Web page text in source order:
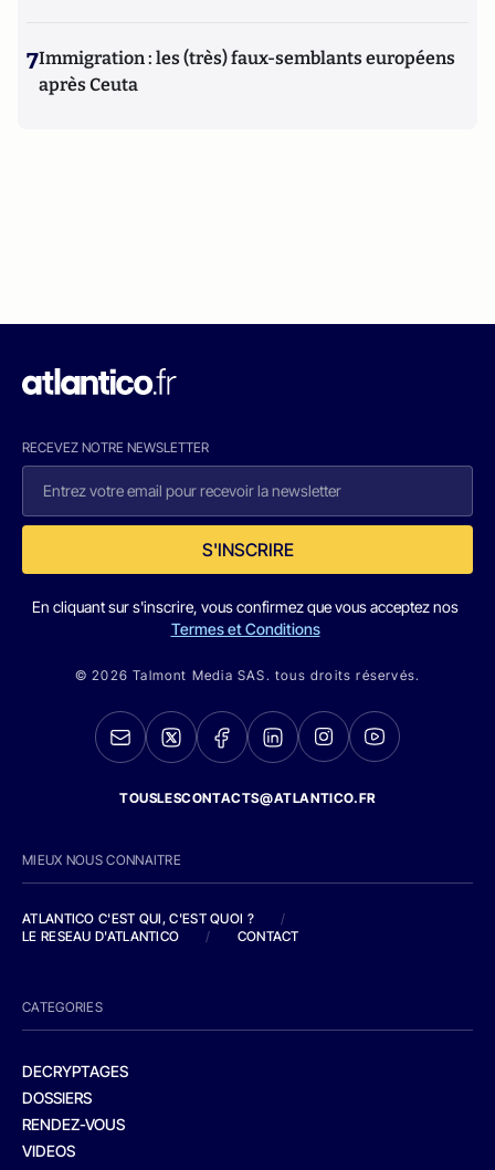
7Immigration : les (très) faux-semblants européens
après Ceuta
RECEVEZ NOTRE NEWSLETTER
S'INSCRIRE
En cliquant sur s'inscrire, vous confirmez que vous acceptez nos
Termes et Conditions
© 2026 Talmont Media SAS. tous droits réservés.
TOUSLESCONTACTS@ATLANTICO.FR
MIEUX NOUS CONNAITRE
ATLANTICO C'EST QUI, C'EST QUOI ?
/
LE RESEAU D'ATLANTICO
/ CONTACT
CATEGORIES
DECRYPTAGES
DOSSIERS
RENDEZ-VOUS
VIDEOS